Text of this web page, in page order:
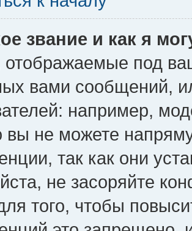
звание и как я
отображаемые под
вами сообщений,
например,
не можете
так как они
не засоряйте
того, чтобы